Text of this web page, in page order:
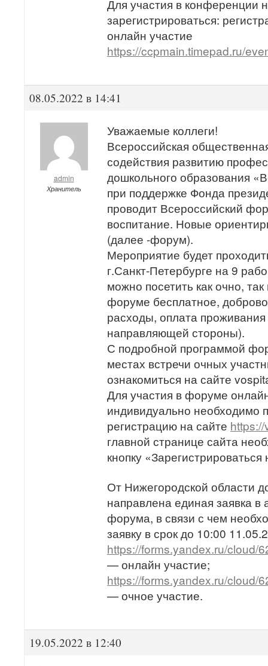
Для участия в конференции
зарегистрироваться:
онлайн участие
https://ccpmain.timepad.ru/
08.05.2022 в 14:41
admin
Хранитель
Уважаемые коллеги!
Всероссийская
содействия развитию
дошкольного образования
при поддержке Фонда
проводит Всероссийский
воспитание. Новые
(далее -форум).
Мероприятие будет
г.Санкт-Петербурге на 9
можно посетить как очно,
форуме бесплатное,
расходы, оплата проживания
направляющей стороны).
С подробной программой
местах встречи очных
ознакомиться на сайте
Для участия в форуме
индивидуально необходимо
регистрацию на сайте
главной странице сайта
кнопку
От Нижегородской области
направлена единая заявка в
форума, в связи с чем
заявку в срок до 10:00
https://forms.yandex.ru/cloud/
— онлайн участие;
https://forms.yandex.ru/cloud/
— очное участие.
19.05.2022 в 12:40